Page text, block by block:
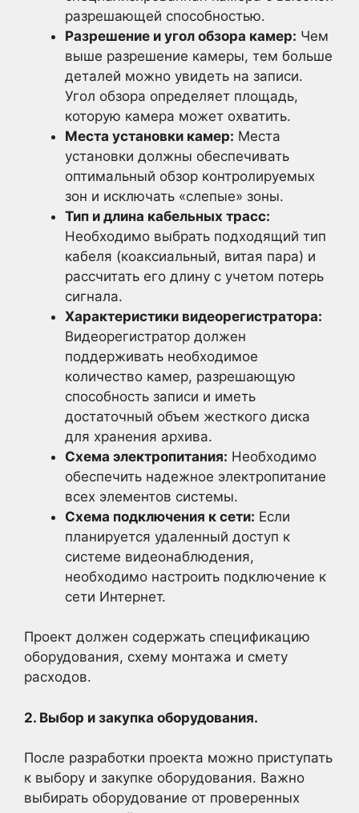
разрешающей способностью.
Разрешение и угол обзора камер: Чем
выше разрешение камеры, тем больше
деталей можно увидеть на записи.
Угол обзора определяет площадь,
которую камера может охватить.
Места установки камер: Места
установки должны обеспечивать
оптимальный обзор контролируемых
зон и исключать «слепые» зоны.
Тип и длина кабельных трасс:
Необходимо выбрать подходящий тип
кабеля (коаксиальный, витая пара) и
рассчитать его длину с учетом потерь
сигнала.
Характеристики видеорегистратора:
Видеорегистратор должен
поддерживать необходимое
количество камер, разрешающую
способность записи и иметь
достаточный объем жесткого диска
для хранения архива.
Схема электропитания: Необходимо
обеспечить надежное электропитание
всех элементов системы.
Схема подключения к сети: Если
планируется удаленный доступ к
системе видеонаблюдения,
необходимо настроить подключение к
сети Интернет.
Проект должен содержать спецификацию
оборудования, схему монтажа и смету
расходов.
2. Выбор и закупка оборудования.
После разработки проекта можно приступать
к выбору и закупке оборудования. Важно
выбирать оборудование от проверенных